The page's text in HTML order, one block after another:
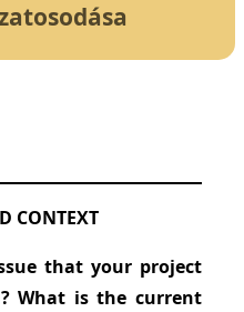
CONTEXT
that your project
What is the current